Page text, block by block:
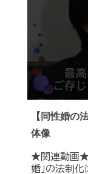
【同性婚の
体像
★関連動画★
婚」の法制